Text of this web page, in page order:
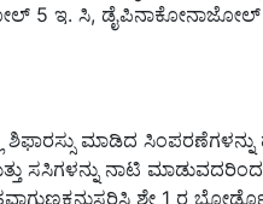
5 ಇ. ಸಿ, ಡೈಪಿನಾಕೋನಾಜೋಲ್
ಮಾಡಿದ
ಸಸಿಗಳನ್ನು ನಾಟಿ
ಶೇ 1 ರ